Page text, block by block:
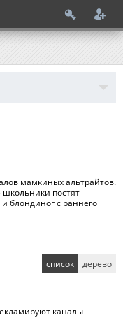
мамкиных альтрайтов.
постят
блондиног с раннего
список дерево
каналы